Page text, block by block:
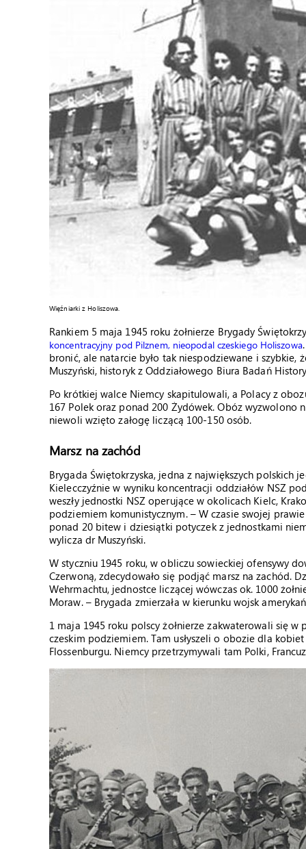
Więźniarki z Holiszowa.
Rankiem 5 maja 1945 roku żołnierze Brygady
koncentracyjny pod Pilznem, nieopodal czeskiego Holiszowa
bronić, ale natarcie było tak niespodziewane i
Muszyński, historyk z Oddziałowego Biura Badań
Po krótkiej walce Niemcy skapitulowali, a Polacy z
167 Polek oraz ponad 200 Żydówek. Obóz wyzwolono
niewoli wzięto załogę liczącą 100-150 osób.
Marsz na zachód
Brygada Świętokrzyska, jedna z największych polskich
Kielecczyźnie w wyniku koncentracji oddziałów NSZ
weszły jednostki NSZ operujące w okolicach Kielc,
podziemiem komunistycznym. – W czasie swojej
ponad 20 bitew i dziesiątki potyczek z jednostkami
wylicza dr Muszyński.
W styczniu 1945 roku, w obliczu sowieckiej ofensywy
Czerwoną, zdecydowało się podjąć marsz na zachód.
Wehrmachtu, jednostce liczącej wówczas ok. 1000
Moraw. – Brygada zmierzała w kierunku wojsk
1 maja 1945 roku polscy żołnierze zakwaterowali się
czeskim podziemiem. Tam usłyszeli o obozie dla
Flossenburgu. Niemcy przetrzymywali tam Polki,